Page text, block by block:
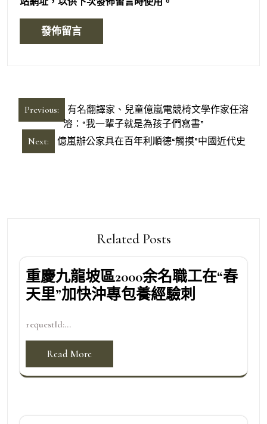
章
Previous:
有名翻譯家、兒童億嵐電競椅文學作家任溶
溶：“我一輩子就是為孩子們寫書”
Next:
億嵐辦公家具在百年利順德“觸摸”中國近代史
Related Posts
重慶九龍坡區2000余名職工在“春
天里”加快沖專包養經驗刺
requestId:...
Read More